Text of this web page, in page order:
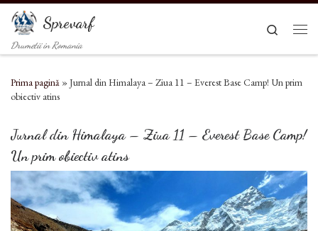
Sari la conținut
Sprevarf
Drumetii in Romania
Search
Prima pagină »Jurnal din Himalaya – Ziua 11 – Everest Base Camp! Un prim
obiectiv atins
Jurnal din Himalaya – Ziua 11 – Everest Base Camp!
Un prim obiectiv atins